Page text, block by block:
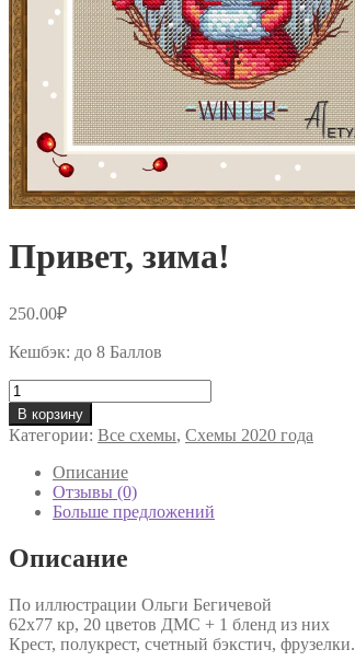
Привет, зима!
250.00₽
Кешбэк: до 8 Баллов
Количество
товара
Привет,
зима!
В корзину
Категории: Все схемы, Схемы 2020 года
Описание
Отзывы (0)
Больше предложений
Описание
По иллюстрации Ольги Бегичевой
62х77 кр, 20 цветов ДМС + 1 бленд из них
Крест, полукрест, счетный бэкстич, фрузелки.